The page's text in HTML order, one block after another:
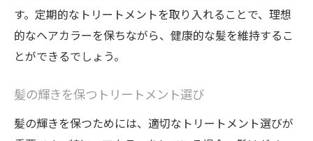
す。定期的なトリートメントを取り入れることで、理想
的なヘアカラーを保ちながら、健康的な髪を維持するこ
とができるでしょう。
髪の輝きを保つトリートメント選び
髪の輝きを保つためには、適切なトリートメント選びが